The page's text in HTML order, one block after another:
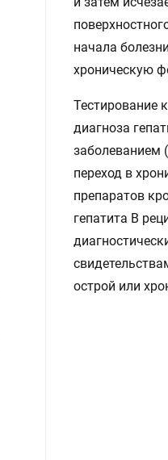
начала
хроническую
Тестирование
диагноза
заболеванием
переход в
препаратов
гепатита В
острой или